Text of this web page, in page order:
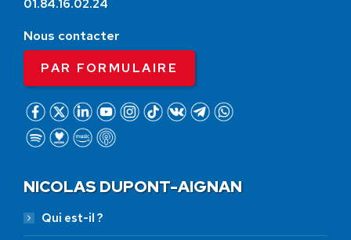
01.84.16.02.24
Nous contacter
PAR FORMULAIRE
NICOLAS DUPONT-AIGNAN
Qui est-il ?